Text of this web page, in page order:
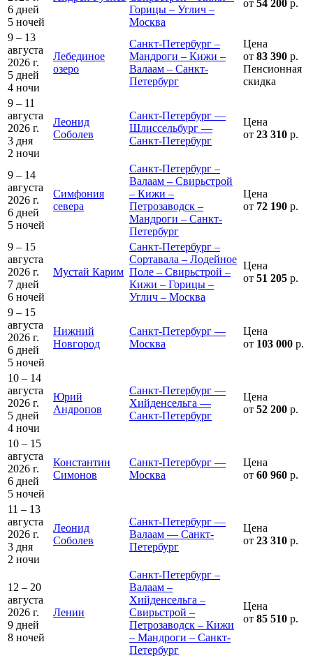
6 дней
5 ночей
Горицы – Углич –
Москва
от 54 200 р.
9 – 13
августа
2026 г.
5 дней
4 ночи
Лебединое
озеро
Санкт-Петербург –
Мандроги – Кижи –
Валаам – Санкт-
Петербург
Цена
от 83 390 р.
Пенсионная
скидка
9 – 11
августа
2026 г.
3 дня
2 ночи
Леонид
Соболев
Санкт-Петербург —
Шлиссельбург —
Санкт-Петербург
Цена
от 23 310 р.
9 – 14
августа
2026 г.
6 дней
5 ночей
Симфония
севера
Санкт-Петербург –
Валаам – Свирьстрой
– Кижи –
Петрозаводск –
Мандроги – Санкт-
Петербург
Цена
от 72 190 р.
9 – 15
августа
2026 г.
7 дней
6 ночей
Мустай Карим
Санкт-Петербург –
Сортавала – Лодейное
Поле – Свирьстрой –
Кижи – Горицы –
Углич – Москва
Цена
от 51 205 р.
9 – 15
августа
2026 г.
6 дней
5 ночей
Нижний
Новгород
Санкт-Петербург —
Москва
Цена
от 103 000 р.
10 – 14
августа
2026 г.
5 дней
4 ночи
Юрий
Андропов
Санкт-Петербург —
Хийденсельга —
Санкт-Петербург
Цена
от 52 200 р.
10 – 15
августа
2026 г.
6 дней
5 ночей
Константин
Симонов
Санкт-Петербург —
Москва
Цена
от 60 960 р.
11 – 13
августа
2026 г.
3 дня
2 ночи
Леонид
Соболев
Санкт-Петербург —
Валаам — Санкт-
Петербург
Цена
от 23 310 р.
12 – 20
августа
2026 г.
9 дней
8 ночей
Ленин
Санкт-Петербург –
Валаам –
Хийденсельга –
Свирьстрой –
Петрозаводск – Кижи
– Мандроги – Санкт-
Петербург
Цена
от 85 510 р.